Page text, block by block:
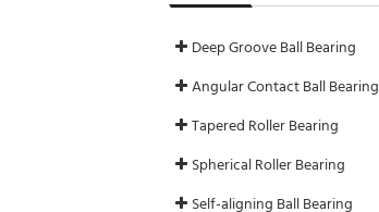
Deep Groove Ball Bearing
Angular Contact Ball Bearing
Tapered Roller Bearing
Spherical Roller Bearing
Self-aligning Ball Bearing